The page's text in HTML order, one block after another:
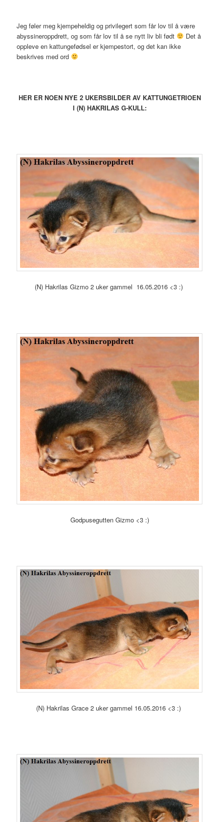
Jeg føler meg kjempeheldig og privilegert som får lov til å være
abyssineroppdrett, og som får lov til å se nytt liv bli født
Det å
oppleve en kattungefødsel er kjempestort, og det kan ikke
beskrives med ord
HER ER NOEN NYE 2 UKERSBILDER AV KATTUNGETRIOEN
I (N) HAKRILAS G-KULL:
(N) Hakrilas Gizmo 2 uker gammel 16.05.2016 <3 :)
Godpusegutten Gizmo <3 :)
(N) Hakrilas Grace 2 uker gammel 16.05.2016 <3 :)